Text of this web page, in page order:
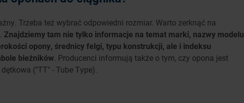
Trzeba też wybrać odpowiedni rozmiar. Warto zerknąć na
Znajdziemy tam nie tylko informacje na temat marki, nazwy modelu
opony, średnicy felgi, typu konstrukcji, ale i indeksu
bieżników . Producenci informują także o tym, czy opona jest
("TT" - Tube Type).